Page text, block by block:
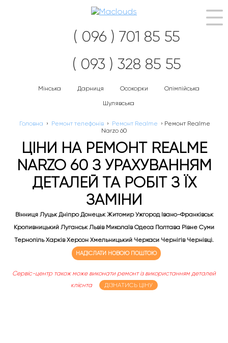
( 096 ) 701 85 55
( 093 ) 328 85 55
Мінська Дарниця Осокорки Олімпійська
Шулявська
Головна › Ремонт телефонів › Ремонт Realme › Ремонт Realme
Narzo 60
ЦІНИ НА РЕМОНТ REALME
NARZO 60 З УРАХУВАННЯМ
ДЕТАЛЕЙ ТА РОБІТ З ЇХ
ЗАМІНИ
Вінниця Луцьк Дніпро Донецьк Житомир Ужгород Івано-Франківськ
Кропивницький Луганськ Львів Миколаїв Одеса Полтава Рівне Суми
Тернопіль Харків Херсон Хмельницький Черкаси Чернігів Чернівці.
НАДІСЛАТИ НОВОЮ ПОШТОЮ
Сервіс-центр також може виконати ремонт із використанням деталей
клієнта
ДІЗНАТИСЬ ЦІНУ